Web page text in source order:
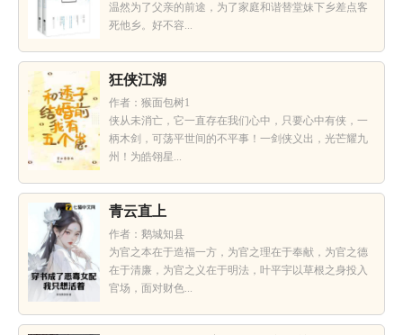
温然为了父亲的前途，为了家庭和谐替堂妹下乡差点客
死他乡。好不容...
狂侠江湖
作者：猴面包树1
侠从未消亡，它一直存在我们心中，只要心中有侠，一
柄木剑，可荡平世间的不平事！一剑侠义出，光芒耀九
州！为皓翎星...
青云直上
作者：鹅城知县
为官之本在于造福一方，为官之理在于奉献，为官之德
在于清廉，为官之义在于明法，叶平宇以草根之身投入
官场，面对财色...